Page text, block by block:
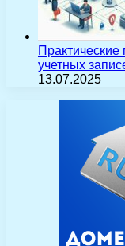
Практические
учетных
13.07.2025